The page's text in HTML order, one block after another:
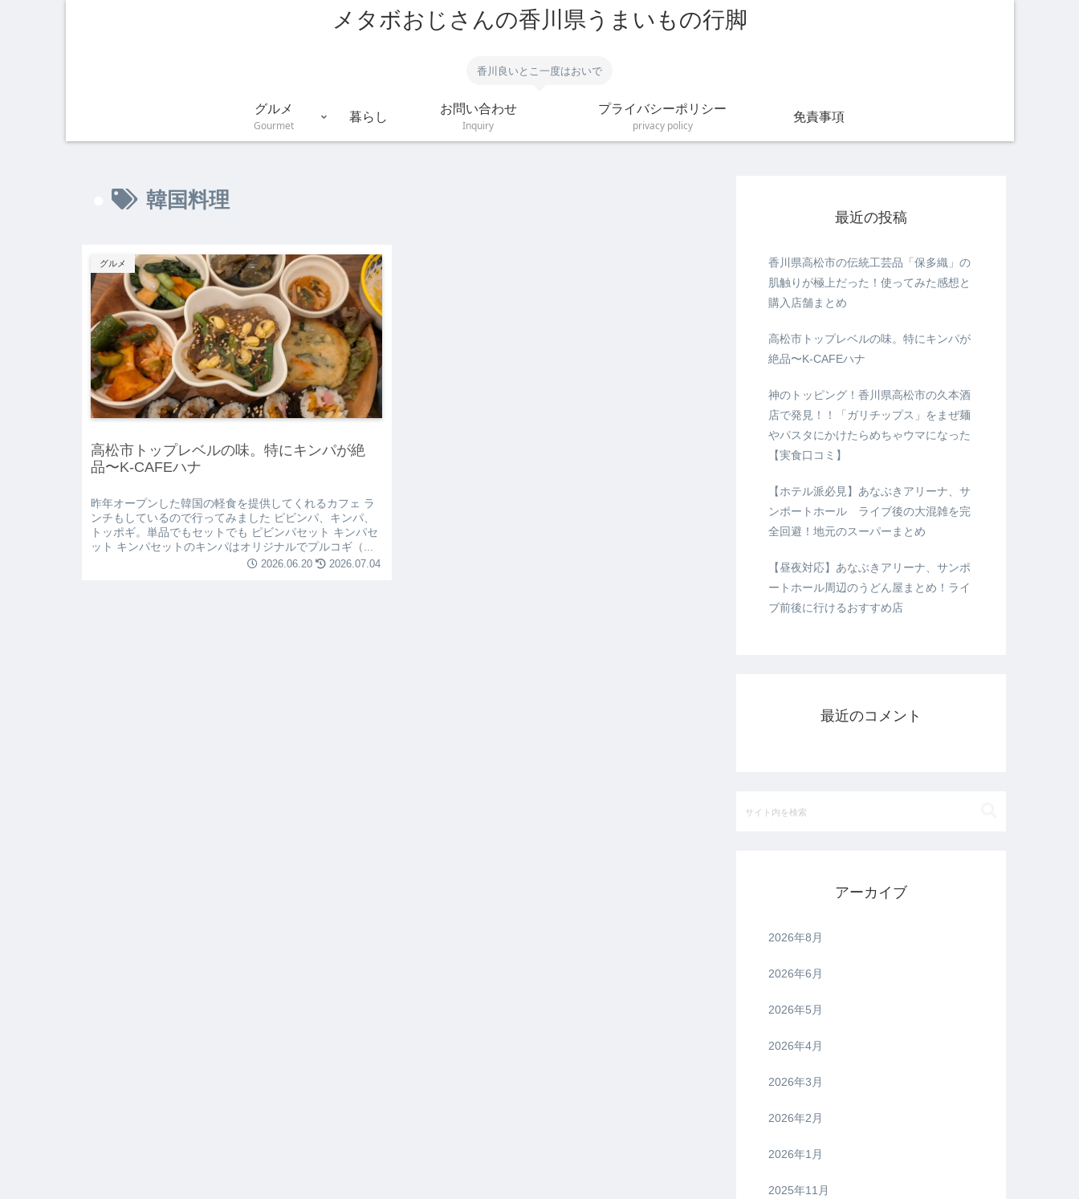
メタボおじさんの香川県うまいもの行脚
香川良いとこ一度はおいで
グルメ
Gourmet
暮らし
お問い合わせ
Inquiry
プライバシーポリシー
privacy policy
免責事項
韓国料理
グルメ
高松市トップレベルの味。特にキンパが絶
品〜K-CAFEハナ
昨年オープンした韓国の軽食を提供してくれるカフェ ラ
ンチもしているので行ってみました ピビンパ、キンパ、
トッポギ。単品でもセットでも ピビンパセット キンパセ
ット キンパセットのキンパはオリジナルでプルコギ（...
2026.06.20 2026.07.04
最近の投稿
香川県高松市の伝統工芸品「保多織」の
肌触りが極上だった！使ってみた感想と
購入店舗まとめ
高松市トップレベルの味。特にキンパが
絶品〜K-CAFEハナ
神のトッピング！香川県高松市の久本酒
店で発見！！「ガリチップス」をまぜ麺
やパスタにかけたらめちゃウマになった
【実食口コミ】
【ホテル派必見】あなぶきアリーナ、サ
ンポートホール ライブ後の大混雑を完
全回避！地元のスーパーまとめ
【昼夜対応】あなぶきアリーナ、サンポ
ートホール周辺のうどん屋まとめ！ライ
ブ前後に行けるおすすめ店
最近のコメント
アーカイブ
2026年8月
2026年6月
2026年5月
2026年4月
2026年3月
2026年2月
2026年1月
2025年11月